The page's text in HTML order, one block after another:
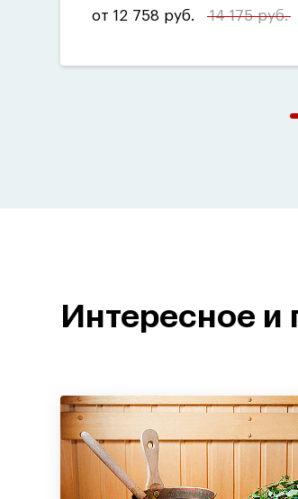
от 12 758 руб.
14 175 руб.
Интересное и